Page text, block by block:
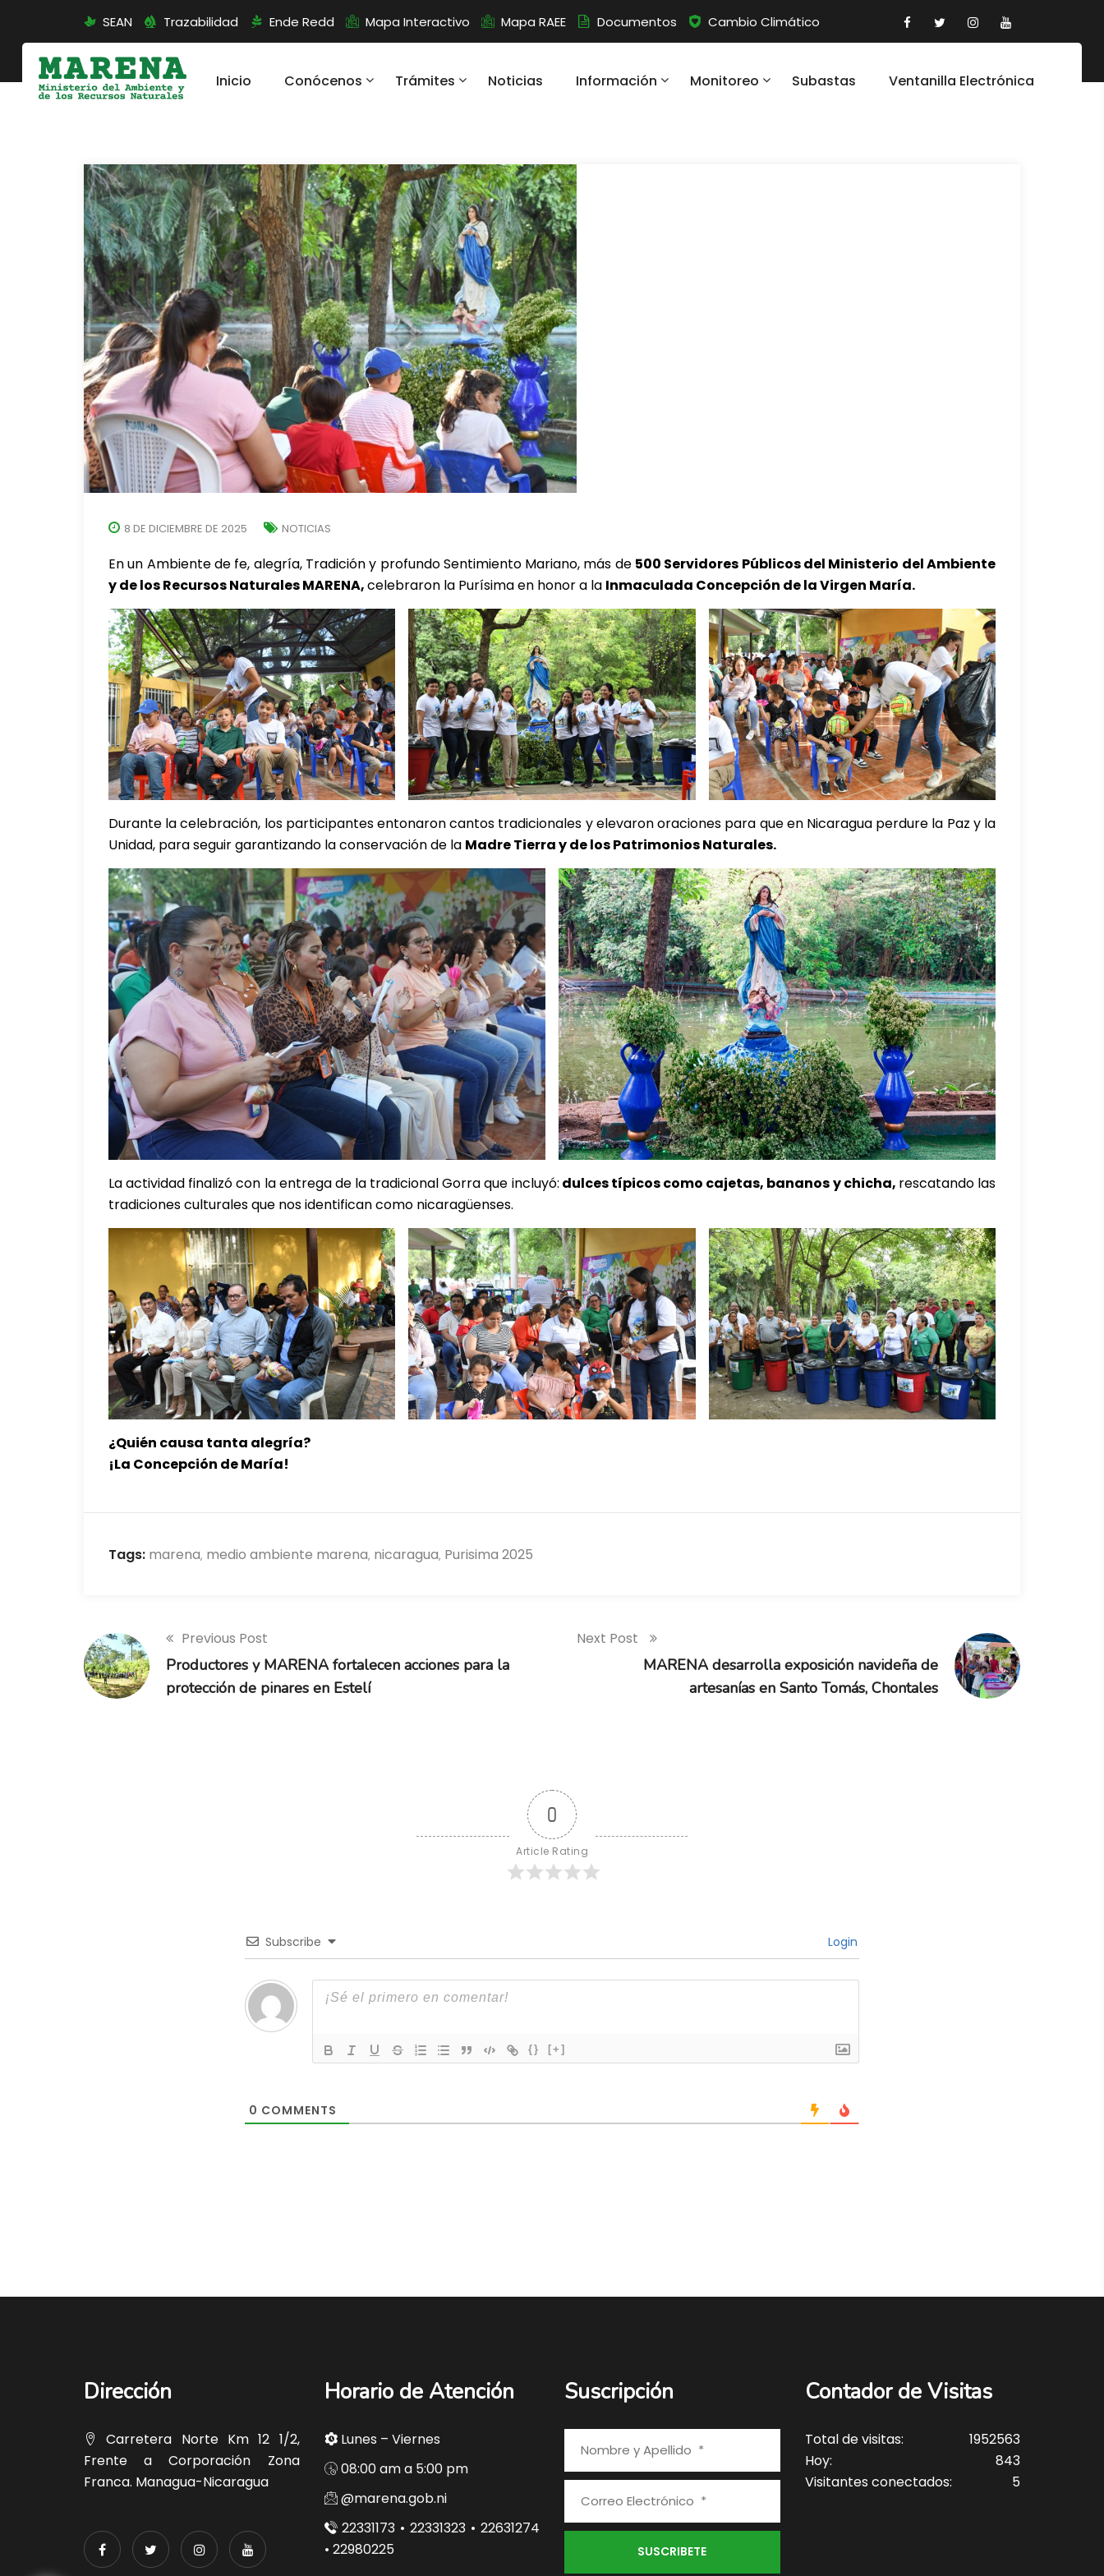
SEAN Trazabilidad Ende Redd Mapa Interactivo Mapa RAEE Documentos Cambio Climático
Inicio Conócenos Trámites Noticias Información Monitoreo Subastas Ventanilla Electrónica
8 DE DICIEMBRE DE 2025 NOTICIAS
En un Ambiente de fe, alegría, Tradición y profundo Sentimiento Mariano, más de 500 Servidores Públicos del Ministerio del Ambiente
y de los Recursos Naturales MARENA,celebraron la Purísima en honor a la Inmaculada Concepción de la Virgen María.
Durante la celebración, los participantes entonaron cantos tradicionales y elevaron oraciones para que en Nicaragua perdure la Paz y la
Unidad, para seguir garantizando la conservación de la Madre Tierra y de los Patrimonios Naturales.
La actividad finalizó con la entrega de la tradicional Gorra que incluyó: dulces típicos como cajetas, bananos y chicha, rescatando las
tradiciones culturales que nos identifican como nicaragüenses.
¿Quién causa tanta alegría?
¡La Concepción de María!
Tags: marena, medio ambiente marena, nicaragua, Purisima 2025
Previous Post
Productores y MARENA fortalecen acciones para la
protección de pinares en Estelí
Next Post
MARENA desarrolla exposición navideña de
artesanías en Santo Tomás, Chontales
0
Article Rating
Subscribe Login
{} [+]
0 COMMENTS
Dirección
Carretera Norte Km 12 1/2,
Frente a Corporación Zona
Franca. Managua-Nicaragua
Horario de Atención
Lunes – Viernes
08:00 am a 5:00 pm
@marena.gob.ni
22331173 • 22331323 • 22631274
• 22980225
Suscripción Contador de Visitas
1952563
Total de visitas:
843
Hoy:
5
Visitantes conectados: